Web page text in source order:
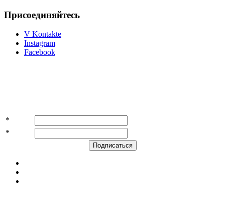
Присоединяйтесь
V Kontakte
Instagram
Facebook
*
*